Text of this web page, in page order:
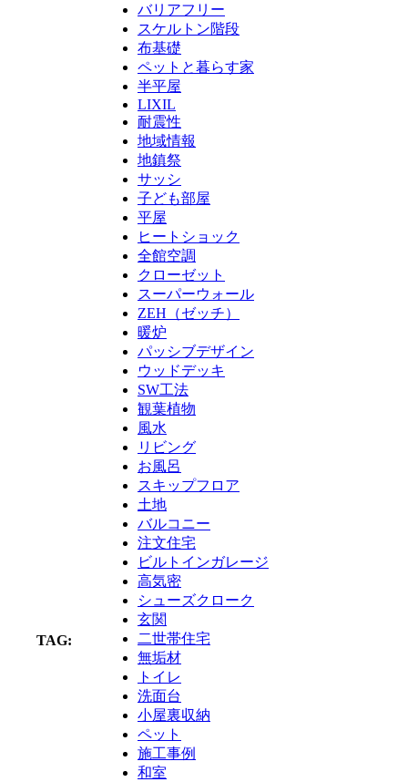
TAG:
バリアフリー
スケルトン階段
布基礎
ペットと暮らす家
半平屋
LIXIL
耐震性
地域情報
地鎮祭
サッシ
子ども部屋
平屋
ヒートショック
全館空調
クローゼット
スーパーウォール
ZEH（ゼッチ）
暖炉
パッシブデザイン
ウッドデッキ
SW工法
観葉植物
風水
リビング
お風呂
スキップフロア
土地
バルコニー
注文住宅
ビルトインガレージ
高気密
シューズクローク
玄関
二世帯住宅
無垢材
トイレ
洗面台
小屋裏収納
ペット
施工事例
和室